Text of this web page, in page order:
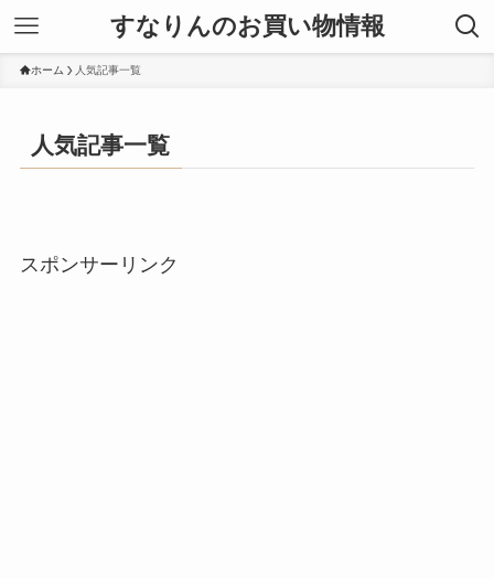
すなりんのお買い物情報
ホーム 人気記事一覧
人気記事一覧
スポンサーリンク